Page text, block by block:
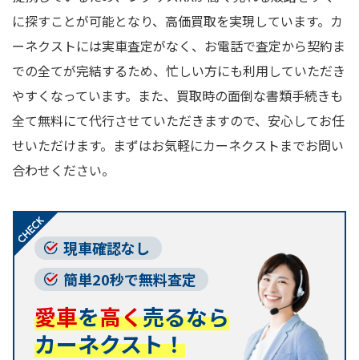
に探すことが可能となり、高価買取を実現しています。カ
ーネクストには実車査定がなく、お電話で査定から契約ま
での全てが完結するため、忙しい方にも利用していただき
やすくなっています。また、買取時の面倒な書類手続きも
全て無料にて代行させていただきますので、安心してお任
せいただけます。まずはお気軽にカーネクストまでお問い
合わせください。
現車確認なし
簡単20秒で無料査定
愛車を高く売るなら
カーネクスト！